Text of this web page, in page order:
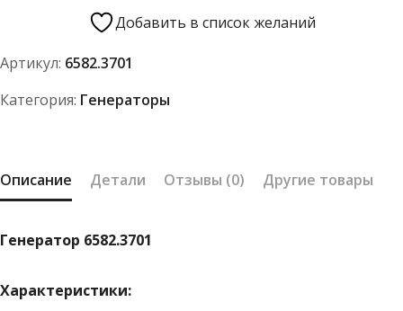
Добавить в список желаний
Артикул: 6582.3701
Категория: Генераторы
Описание Детали Отзывы (0) Другие товары
Генератор 6582.3701
Характеристики: